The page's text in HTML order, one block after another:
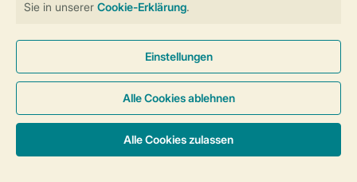
Weitere Informationen und Einstellungen